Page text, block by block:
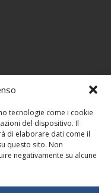
tecnologie come i cookie
del dispositivo. Il
di elaborare dati come il
questo sito. Non
negativamente su alcune